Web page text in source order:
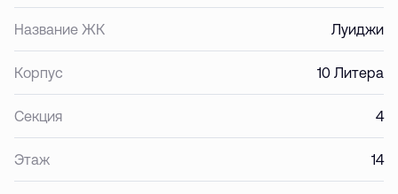
Название ЖК Луиджи
Корпус 10 Литера
Секция 4
Этаж 14